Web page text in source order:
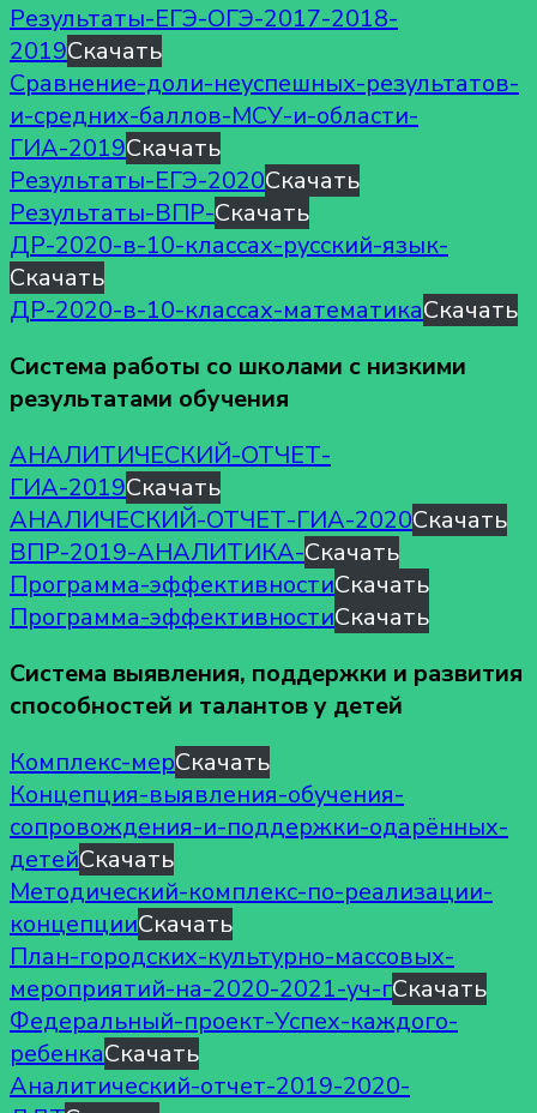
Результаты-ЕГЭ-ОГЭ-2017-2018-
2019Скачать
Сравнение-доли-неуспешных-результатов-
и-средних-баллов-МСУ-и-области-
ГИА-2019Скачать
Результаты-ЕГЭ-2020Скачать
Результаты-ВПР-Скачать
ДР-2020-в-10-классах-русский-язык-
Скачать
ДР-2020-в-10-классах-математикаСкачать
Cистема работы со школами с низкими
результатами обучения
АНАЛИТИЧЕСКИЙ-ОТЧЕТ-
ГИА-2019Скачать
АНАЛИЧЕСКИЙ-ОТЧЕТ-ГИА-2020Скачать
ВПР-2019-АНАЛИТИКА-Скачать
Программа-эффективностиСкачать
Программа-эффективностиСкачать
Cистема выявления, поддержки и развития
способностей и талантов у детей
Комплекс-мерСкачать
Концепция-выявления-обучения-
сопровождения-и-поддержки-одарённых-
детейСкачать
Методический-комплекс-по-реализации-
концепцииСкачать
План-городских-культурно-массовых-
мероприятий-на-2020-2021-уч-гСкачать
Федеральный-проект-Успех-каждого-
ребенкаСкачать
Аналитический-отчет-2019-2020-